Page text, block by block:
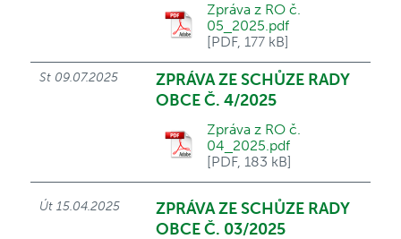
Zpráva z RO č.
05_2025.pdf
[PDF, 177 kB]
St 09.07.2025
ZPRÁVA ZE SCHŮZE RADY
OBCE Č. 4/2025
Zpráva z RO č.
04_2025.pdf
[PDF, 183 kB]
Út 15.04.2025
ZPRÁVA ZE SCHŮZE RADY
OBCE Č. 03/2025